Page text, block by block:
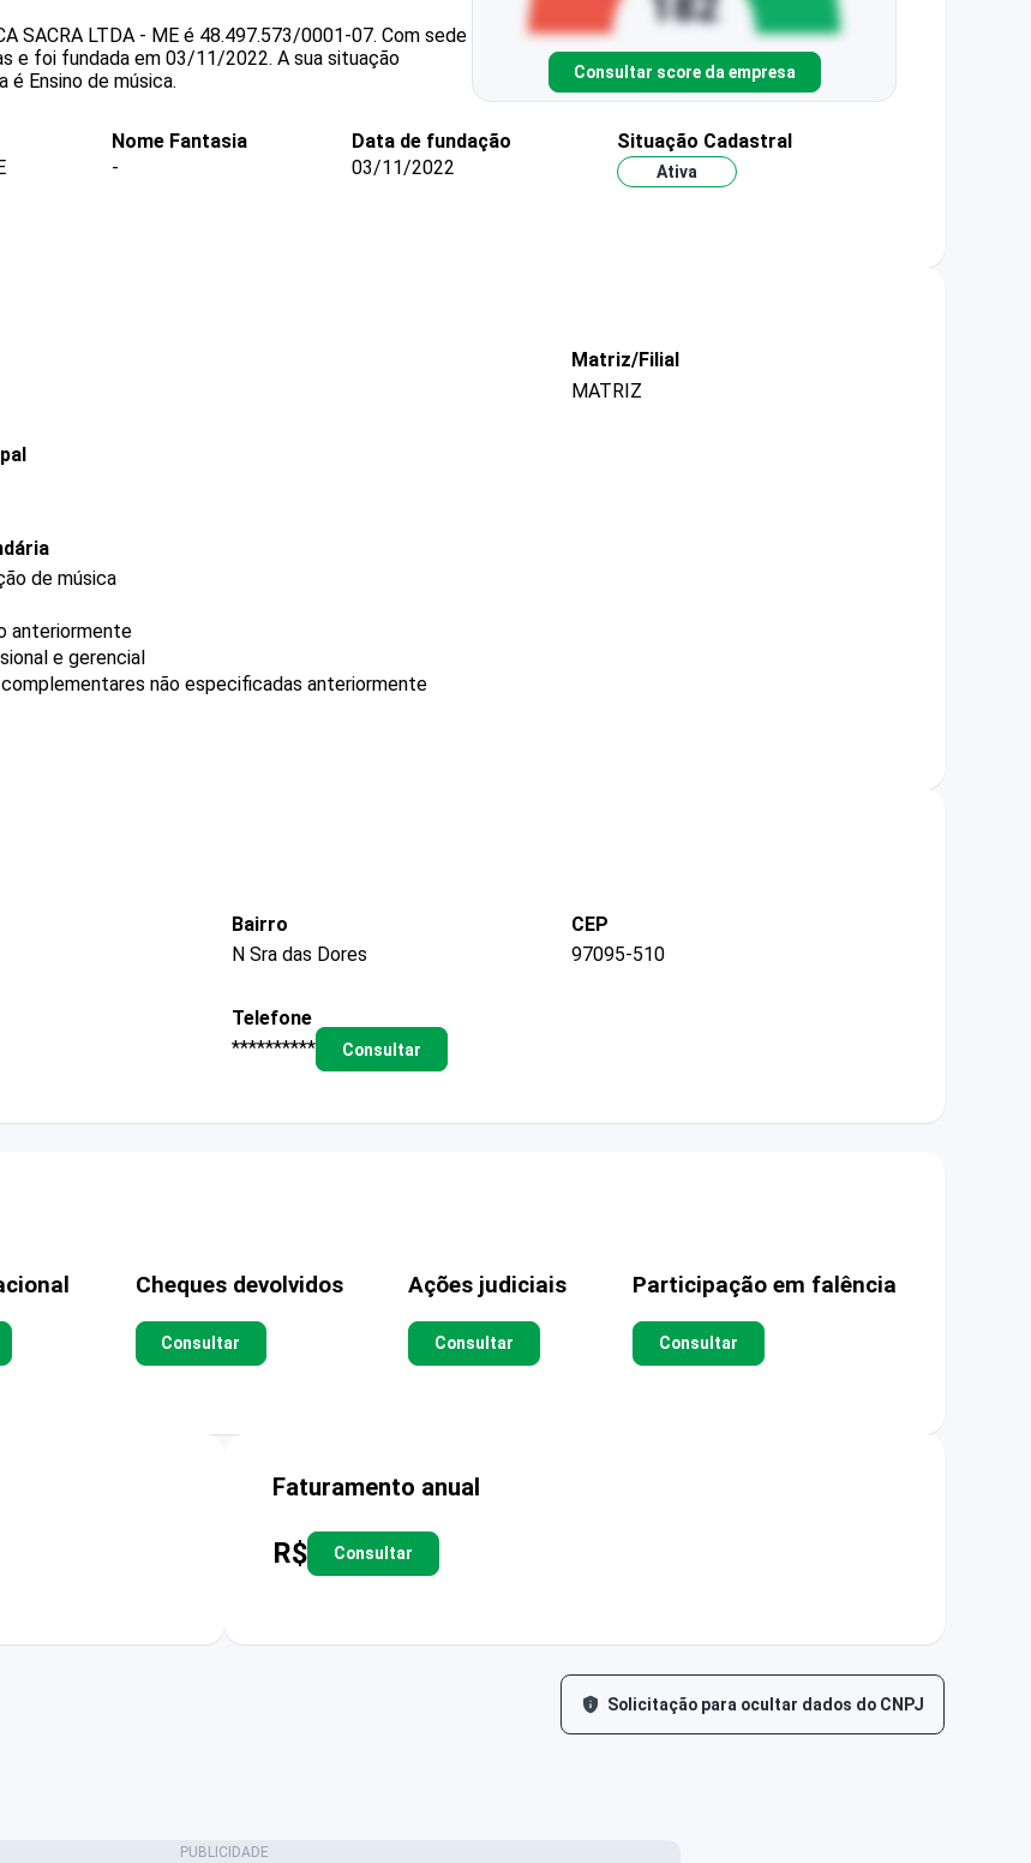
SACRA LTDA - ME é 48.497.573/0001-07. Com sede
e foi fundada em 03/11/2022. A sua situação
é Ensino de música. Consultar score da empresa
Nome Fantasia
-
Data de fundação
03/11/2022
Situação Cadastral
Ativa
Matriz/Filial
MATRIZ
de música
anteriormente
e gerencial
não especificadas anteriormente
Bairro
N Sra das Dores
CEP
97095-510
Telefone
**********
Consultar
Cheques devolvidos
Consultar
Ações judiciais
Consultar
Participação em falência
Consultar
Faturamento anual
R$ Consultar
Solicitação para ocultar dados do CNPJ